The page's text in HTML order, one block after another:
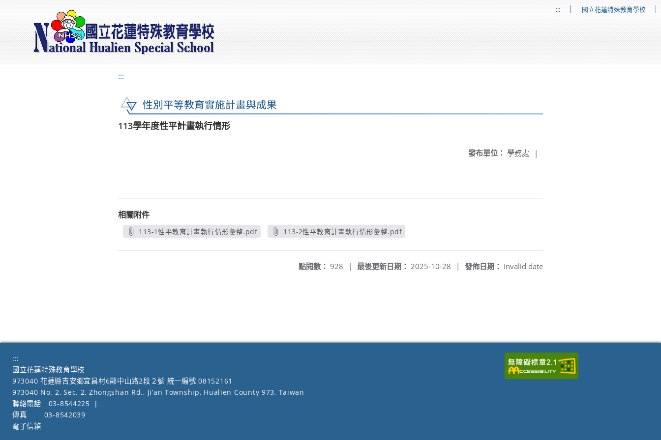
::: 國立花蓮特殊教育學校
:::
性別平等教育實施計畫與成果
113學年度性平計畫執行情形
發布單位： 學務處 |
相關附件
113-1性平教育計畫執行情形彙整.pdf
113-2性平教育計畫執行情形彙整.pdf
發佈日期： Invalid date
最後更新日期： 2025-10-28 |
點閱數： 928 |
:::
國立花蓮特殊教育學校
973040 花蓮縣吉安鄉宜昌村6鄰中山路2段２號 統一編號 08152161
973040 No. 2, Sec. 2, Zhongshan Rd., Ji’an Township, Hualien County 973, Taiwan
聯絡電話
03-8544225
|
傳真
03-8542039
電子信箱